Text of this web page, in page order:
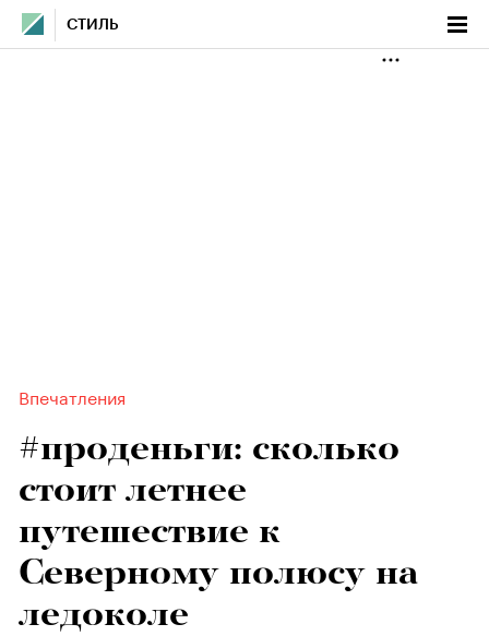
СТИЛЬ
Впечатления
#проденьги: сколько
стоит летнее
путешествие к
Северному полюсу на
ледоколе